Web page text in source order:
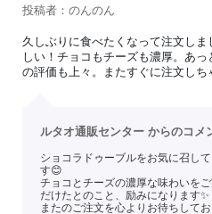
投稿者：のんのん
久しぶりに食べたくなって注文し
しい！チョコもチーズも濃厚。あ
の評価も上々。またすぐに注文しち
ルタオ通販センター からのコメ
ショコラドゥーブルをお気に召し
す😊
チョコとチーズの濃厚な味わいを
だけたとのこと、励みになります✨
またのご注文を心よりお待ちしてお